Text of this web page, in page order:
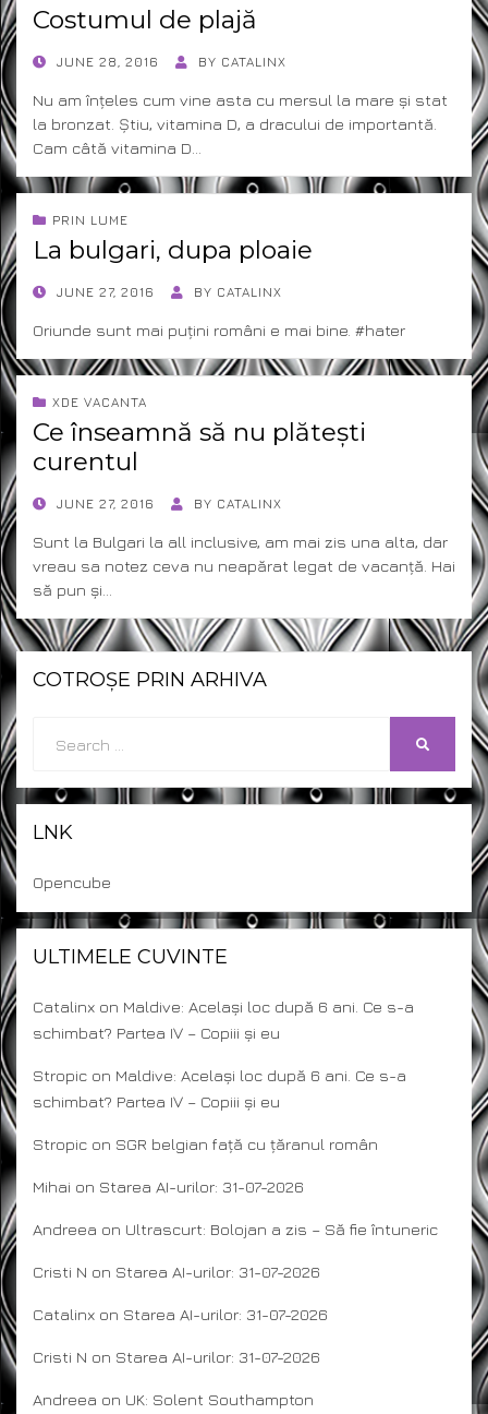
Costumul de plajă
POSTEDJUNE 28, 2016 BY CATALINX
Nu am înțeles cum vine asta cu mersul la mare și stat
la bronzat. Știu, vitamina D, a dracului de importantă.
Cam câtă vitamina D…
PRIN LUME
La bulgari, dupa ploaie
POSTEDJUNE 27, 2016 BY CATALINX
Oriunde sunt mai puțini români e mai bine. #hater
XDE VACANTA
Ce înseamnă să nu plătești
curentul
POSTEDJUNE 27, 2016 BY CATALINX
Sunt la Bulgari la all inclusive, am mai zis una alta, dar
vreau sa notez ceva nu neapărat legat de vacanță. Hai
să pun și…
COTROȘE PRIN ARHIVA
SEARCH
LNK
Opencube
ULTIMELE CUVINTE
Catalinx on Maldive: Același loc după 6 ani. Ce s-a
schimbat? Partea IV – Copiii și eu
Stropic on Maldive: Același loc după 6 ani. Ce s-a
schimbat? Partea IV – Copiii și eu
Stropic on SGR belgian față cu țăranul român
Mihai on Starea AI-urilor: 31-07-2026
Andreea on Ultrascurt: Bolojan a zis – Să fie întuneric
Cristi N on Starea AI-urilor: 31-07-2026
Catalinx on Starea AI-urilor: 31-07-2026
Cristi N on Starea AI-urilor: 31-07-2026
Andreea on UK: Solent Southampton